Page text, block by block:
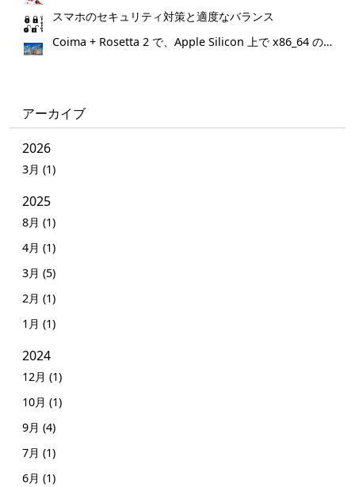
スマホのセキュリティ対策と適度なバランス
Coima + Rosetta 2 で、Apple Silicon 上で x86_64 の Docker イメージをビルドする (Docker desktop やめる)
アーカイブ
2026
3月 (1)
2025
8月 (1)
4月 (1)
3月 (5)
2月 (1)
1月 (1)
2024
12月 (1)
10月 (1)
9月 (4)
7月 (1)
6月 (1)